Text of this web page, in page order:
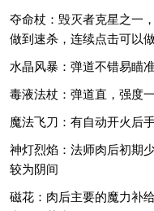
夺命杖：毁灭者克星之一
做到速杀，连续点击可以
水晶风暴：弹道不错易瞄
毒液法杖：弹道直，强度
魔法飞刀：有自动开火后
神灯烈焰：法师肉后初期
较为阴间
磁花：肉后主要的魔力补